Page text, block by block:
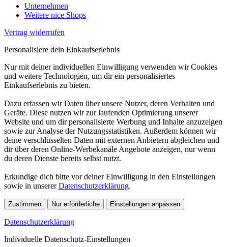
Unternehmen
Weitere nice Shops
Vertrag widerrufen
Personalisiere dein Einkaufserlebnis
Nur mit deiner individuellen Einwilligung verwenden wir Cookies
und weitere Technologien, um dir ein personalisiertes
Einkaufserlebnis zu bieten.
Dazu erfassen wir Daten über unsere Nutzer, deren Verhalten und
Geräte. Diese nutzen wir zur laufenden Optimierung unserer
Website und um dir personalisierte Werbung und Inhalte anzuzeigen
sowie zur Analyse der Nutzungsstatistiken. Außerdem können wir
deine verschlüsselten Daten mit externen Anbietern abgleichen und
dir über deren Online-Werbekanäle Angebote anzeigen, nur wenn
du deren Dienste bereits selbst nutzt.
Erkundige dich bitte vor deiner Einwilligung in den Einstellungen
sowie in unsererDatenschutzerklärung.
Zustimmen Nur erforderliche Einstellungen anpassen
Datenschutzerklärung
Individuelle Datenschutz-Einstellungen